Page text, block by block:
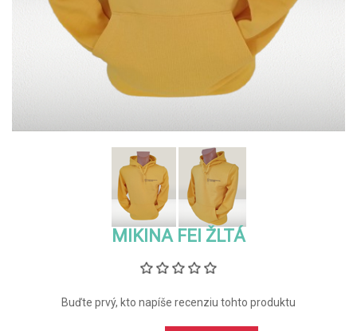
MIKINA FEI ŽLTÁ
Buďte prvý, kto napíše recenziu tohto produktu